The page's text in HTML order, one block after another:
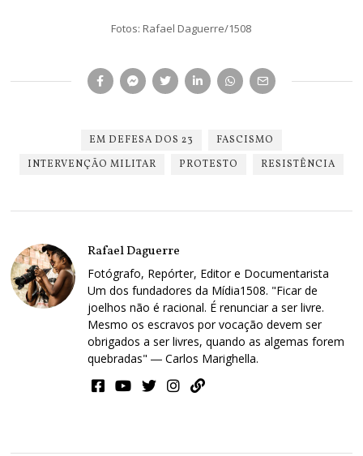
Fotos: Rafael Daguerre/1508
EM DEFESA DOS 23
FASCISMO
INTERVENÇÃO MILITAR
PROTESTO RESISTÊNCIA
Rafael Daguerre
Fotógrafo, Repórter, Editor e Documentarista
Um dos fundadores da Mídia1508. "Ficar de
joelhos não é racional. É renunciar a ser livre.
Mesmo os escravos por vocação devem ser
obrigados a ser livres, quando as algemas forem
quebradas" ― Carlos Marighella.